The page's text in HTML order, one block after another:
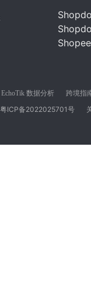
EchoTik 数据分析 跨境指
粤ICP备2022025701号